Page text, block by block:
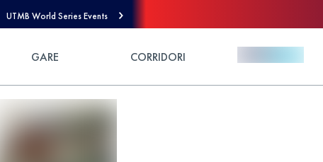
UTMB World Series Events
GARE CORRIDORI